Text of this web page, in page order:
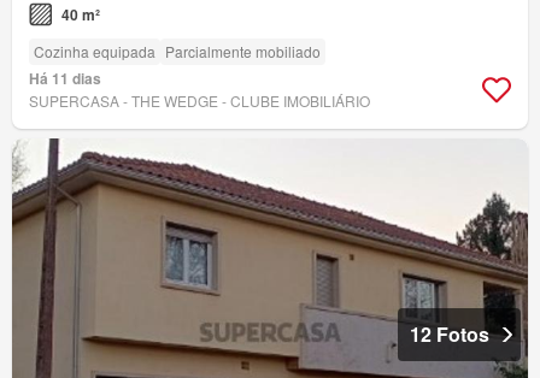
40 m²
Cozinha equipada Parcialmente mobiliado
Há 11 dias
SUPERCASA - THE WEDGE - CLUBE IMOBILIÁRIO
12 Fotos